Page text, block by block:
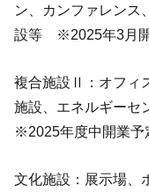
ン、カンファレンス
設等 ※2025年3月
複合施設Ⅱ：オフィ
施設、エネルギーセ
※2025年度中開業予
文化施設：展示場、